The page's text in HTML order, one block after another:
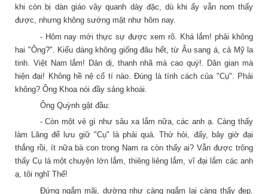
khi còn bị dàn giáo vây quanh dày đặc, dù khi ấy vẫn nom thấy
được, nhưng không sướng mặt như hôm nay.
- Hôm nay mới thực sự được xem rõ. Khá lắm! phải không
hai "Ông?". Kiểu dáng không giống đâu hết, từ Âu sang á, cả Mỹ la
tinh. Việt Nam lắm! Dản dị, thanh nhã mà cao quý!. Dân gian mà
hiện đại! Không hề nệ cổ tí nào. Đúng là tính cách của "Cụ". Phải
không? Ông Khoa nói đầy sảng khoái.
Ông Quỳnh gật đầu:
- Còn một vẻ gì như sâu xa lắm nữa, các anh ạ. Càng thấy
làm Lăng để lưu giữ "Cụ" là phải quá. Thử hỏi, đấy, bây giờ đại
thắng rồi, ít nữa bà con trong Nam ra còn thấy ai? Vẫn được trông
thấy Cụ là một chuyện lớn lắm, thiêng liêng lắm, vĩ đại lắm các anh
ạ, tôi nghĩ Thế!
Đứng ngắm mãi, dường như càng ngắm lại càng thấy đẹp.